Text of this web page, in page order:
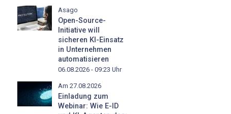
Asago
Open-Source-
Initiative will
sicheren KI-Einsatz
in Unternehmen
automatisieren
06.08.2026 - 09:23 Uhr
Am 27.08.2026
Einladung zum
Webinar: Wie E-ID